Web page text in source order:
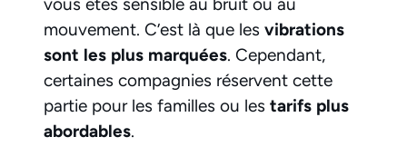
mouvement. C’est là que les vibrations
sont les plus marquées. Cependant,
certaines compagnies réservent cette
partie pour les familles ou les tarifs plus
abordables.